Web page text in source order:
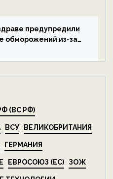
на ECOportal
предупредили
обморожений из-за
(ВС РФ)
ВСУ ВЕЛИКОБРИТАНИЯ
ГЕРМАНИЯ
ЕВРОСОЮЗ (ЕС) ЗОЖ